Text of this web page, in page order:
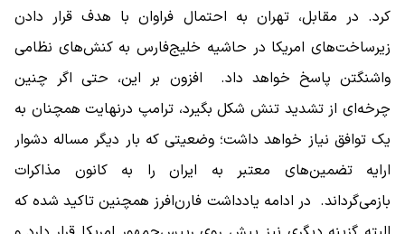
کرد. در مقابل، تهران به ‌احتمال فراوان با هدف قرار دادن
زیرساخت‌های امریکا در حاشیه خلیج‌فارس به کنش‌های نظامی
واشنگتن پاسخ خواهد داد. افزون بر این، حتی اگر چنین
چرخه‌ای از تشدید تنش شکل بگیرد، ترامپ درنهایت همچنان به
یک توافق نیاز خواهد داشت؛ وضعیتی که بار دیگر مساله دشوار
ارایه تضمین‌های معتبر به ایران را به کانون مذاکرات
بازمی‌گرداند. در ادامه یادداشت فارن‌افرز همچنین تاکید شده که